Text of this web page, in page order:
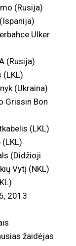
(Rusija)
Ulker
(Rusija)
(LKL)
(Ukraina)
Grissin Bon
(LKL)
(Didžioji
Vytį (NKL)
2013
žaidėjas